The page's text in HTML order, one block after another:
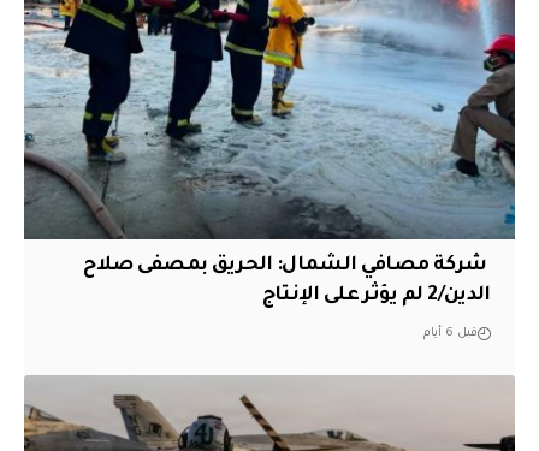
‏ شركة مصافي الشمال: الحريق بمصفى صلاح
الدين/2 لم يؤثر على الإنتاج
قبل 6 أيام